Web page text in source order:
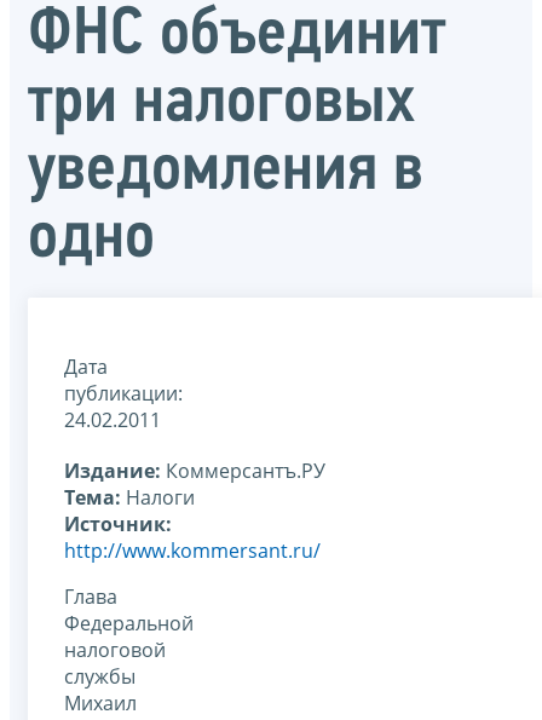
ФНС объединит
три налоговых
уведомления в
одно
Дата
публикации:
24.02.2011
Издание: Коммерсантъ.РУ
Тема: Налоги
Источник:
http://www.kommersant.ru/
Глава
Федеральной
налоговой
службы
Михаил